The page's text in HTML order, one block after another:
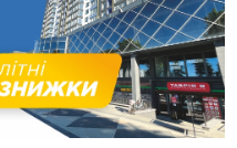
за 8,5 тисяч
відкопали давньоруську
серію складних операцій